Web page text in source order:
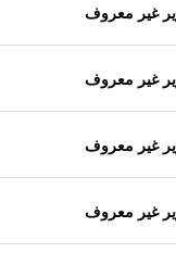
غير معروف
غير معروف
غير معروف
غير معروف